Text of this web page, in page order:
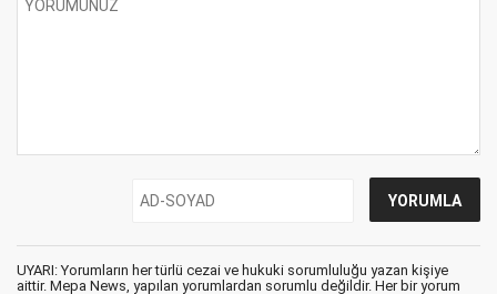
UYARI: Yorumların her türlü cezai ve hukuki sorumluluğu yazan kişiye
aittir. Mepa News, yapılan yorumlardan sorumlu değildir. Her bir yorum